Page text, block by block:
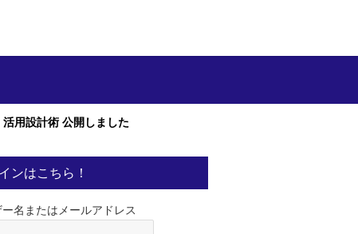
用設計術 公開しました
ンはこちら！
ー名またはメールアドレス